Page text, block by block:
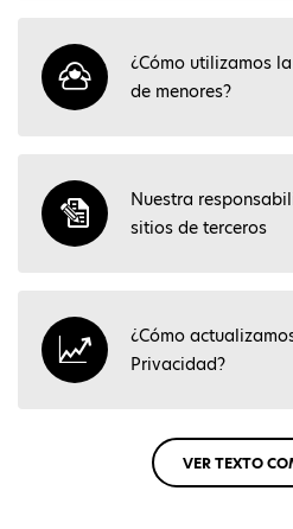
¿Cómo utilizamos
de menores?
Nuestra
sitios de terceros
¿Cómo
Privacidad?
VER TEXTO